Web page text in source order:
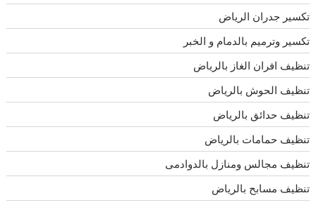
تكسير جدران الرياض
تكسير وترميم بالدمام و الخبر
تنظيف افران الغاز بالرياض
تنظيف الحوش بالرياض
تنظيف حدائق بالرياض
تنظيف حمامات بالرياض
تنظيف مجالس ومنازل بالدوادمى
تنظيف مسابح بالرياض